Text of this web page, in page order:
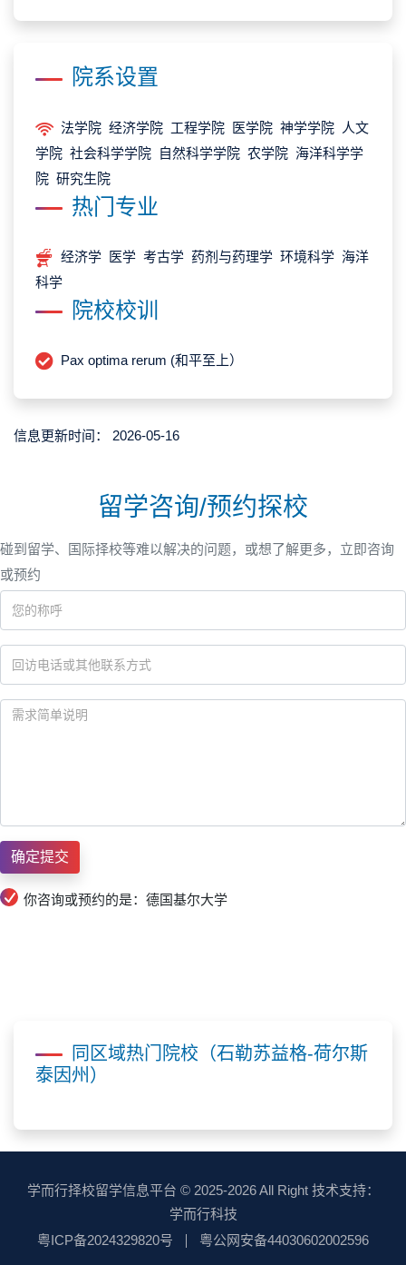
院系设置
法学院 经济学院 工程学院 医学院 神学学院 人文
学院 社会科学学院 自然科学学院 农学院 海洋科学学
院 研究生院
热门专业
经济学 医学 考古学 药剂与药理学 环境科学 海洋
科学
院校校训
Pax optima rerum (和平至上）
信息更新时间： 2026-05-16
留学咨询/预约探校
碰到留学、国际择校等难以解决的问题，或想了解更多，立即咨询
或预约
你咨询或预约的是：德国基尔大学
同区域热门院校（石勒苏益格-荷尔斯
泰因州）
学而行择校留学信息平台 © 2025-2026 All Right 技术支持：
学而行科技
粤ICP备2024329820号
粤公网安备44030602002596